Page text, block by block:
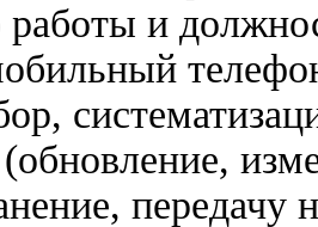
работы и
передачу